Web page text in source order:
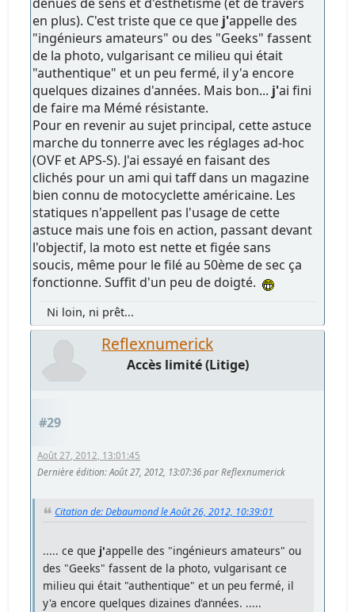
en plus). C'est triste que ce que j'appelle des
"ingénieurs amateurs" ou des "Geeks" fassent
de la photo, vulgarisant ce milieu qui était
"authentique" et un peu fermé, il y'a encore
quelques dizaines d'années. Mais bon... j'ai fini
de faire ma Mémé résistante.
Pour en revenir au sujet principal, cette astuce
marche du tonnerre avec les réglages ad-hoc
(OVF et APS-S). J'ai essayé en faisant des
clichés pour un ami qui taff dans un magazine
bien connu de motocyclette américaine. Les
statiques n'appellent pas l'usage de cette
astuce mais une fois en action, passant devant
l'objectif, la moto est nette et figée sans
soucis, même pour le filé au 50ème de sec ça
fonctionne. Suffit d'un peu de doigté.
Ni loin, ni prêt...
Reflexnumerick
Accès limité (Litige)
#29
Août 27, 2012, 13:01:45
Dernière édition: Août 27, 2012, 13:07:36 par Reflexnumerick
Citation de: Debaumond le Août 26, 2012, 10:39:01
..... ce que j'appelle des "ingénieurs amateurs" ou
des "Geeks" fassent de la photo, vulgarisant ce
milieu qui était "authentique" et un peu fermé, il
y'a encore quelques dizaines d'années. .....